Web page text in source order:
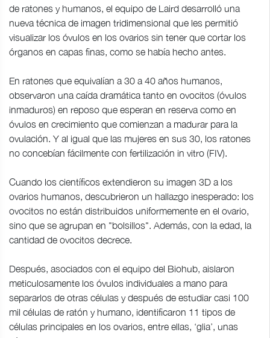
de ratones y humanos, el equipo de Laird desarrolló una
nueva técnica de imagen tridimensional que les permitió
visualizar los óvulos en los ovarios sin tener que cortar los
órganos en capas finas, como se había hecho antes.
En ratones que equivalían a 30 a 40 años humanos,
observaron una caída dramática tanto en ovocitos (óvulos
inmaduros) en reposo que esperan en reserva como en
óvulos en crecimiento que comienzan a madurar para la
ovulación. Y al igual que las mujeres en sus 30, los ratones
no concebían fácilmente con fertilización in vitro (FIV).
Cuando los científicos extendieron su imagen 3D a los
ovarios humanos, descubrieron un hallazgo inesperado: los
ovocitos no están distribuidos uniformemente en el ovario,
sino que se agrupan en "bolsillos". Además, con la edad, la
cantidad de ovocitos decrece.
Después, asociados con el equipo del Biohub, aislaron
meticulosamente los óvulos individuales a mano para
separarlos de otras células y después de estudiar casi 100
mil células de ratón y humano, identificaron 11 tipos de
células principales en los ovarios, entre ellas, ‘glia’, unas